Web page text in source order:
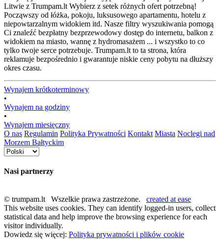
Litwie z Trumpam.lt Wybierz z setek różnych ofert potrzebną!
Począwszy od łóżka, pokoju, luksusowego apartamentu, hotelu z
niepowtarzalnym widokiem itd. Nasze filtry wyszukiwania pomogą
Ci znaleźć bezpłatny bezprzewodowy dostęp do internetu, balkon z
widokiem na miasto, wannę z hydromasażem ... i wszystko to co
tylko twoje serce potrzebuje. Trumpam.lt to ta strona, która
reklamuje bezpośrednio i gwarantuje niskie ceny pobytu na dłuższy
okres czasu.
Wynajem krótkoterminowy
•
Wynajem na godziny
•
Wynajem miesięczny
O nas Regulamin Polityka Prywatności Kontakt Miasta Noclegi nad
Morzem Bałtyckim
Nasi partnerzy
© trumpam.lt Wszelkie prawa zastrzeżone. created at ease
This website uses cookies. They can identify logged-in users, collect
statistical data and help improve the browsing experience for each
visitor individually.
Dowiedz się więcej: Polityka prywatności i plików cookie